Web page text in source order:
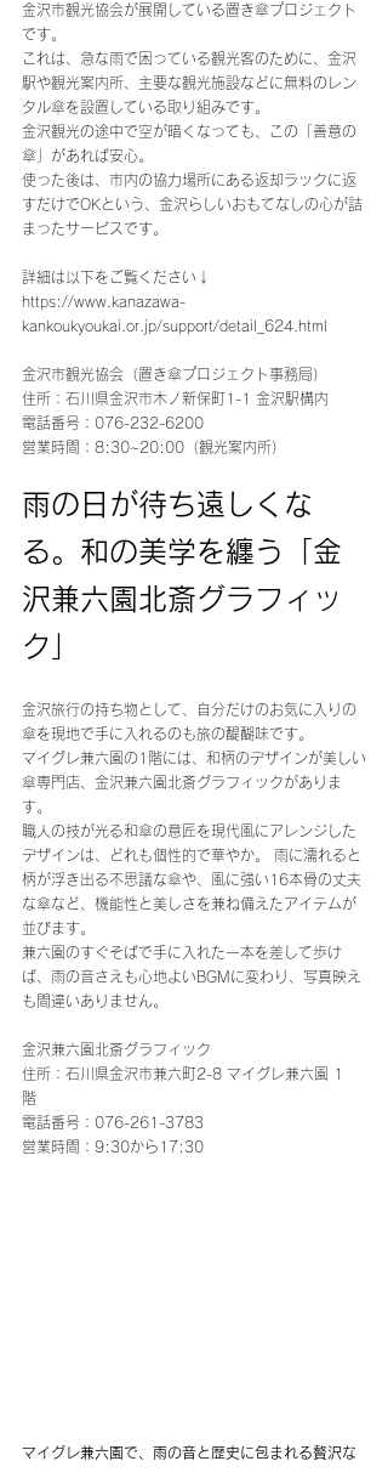
金沢市観光協会が展開している置き傘プロジェクト
です。
これは、急な雨で困っている観光客のために、金沢
駅や観光案内所、主要な観光施設などに無料のレン
タル傘を設置している取り組みです。
金沢観光の途中で空が暗くなっても、この「善意の
傘」があれば安心。
使った後は、市内の協力場所にある返却ラックに返
すだけでOKという、金沢らしいおもてなしの心が詰
まったサービスです。
詳細は以下をご覧ください↓
https://www.kanazawa-
kankoukyoukai.or.jp/support/detail_624.html
金沢市観光協会（置き傘プロジェクト事務局）
住所：石川県金沢市木ノ新保町1-1 金沢駅構内
電話番号：076-232-6200
営業時間：8:30~20:00（観光案内所）
雨の日が待ち遠しくな
る。和の美学を纏う「金
沢兼六園北斎グラフィッ
ク」
金沢旅行の持ち物として、自分だけのお気に入りの
傘を現地で手に入れるのも旅の醍醐味です。
マイグレ兼六園の1階には、和柄のデザインが美しい
傘専門店、金沢兼六園北斎グラフィックがありま
す。
職人の技が光る和傘の意匠を現代風にアレンジした
デザインは、どれも個性的で華やか。 雨に濡れると
柄が浮き出る不思議な傘や、風に強い16本骨の丈夫
な傘など、機能性と美しさを兼ね備えたアイテムが
並びます。
兼六園のすぐそばで手に入れた一本を差して歩け
ば、雨の音さえも心地よいBGMに変わり、写真映え
も間違いありません。
金沢兼六園北斎グラフィック
住所：石川県金沢市兼六町2-8 マイグレ兼六園 1
階
電話番号：076-261-3783
営業時間：9:30から17:30
マイグレ兼六園で、雨の音と歴史に包まれる贅沢な